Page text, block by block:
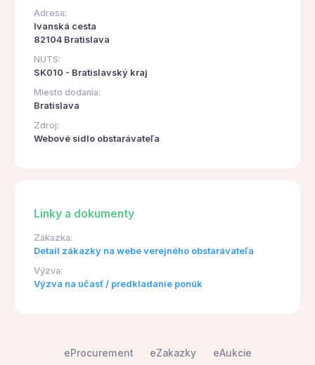
Adresa:
Ivanská cesta
82104 Bratislava
NUTS:
SK010 - Bratislavský kraj
Miesto dodania:
Bratislava
Zdroj:
Webové sídlo obstarávateľa
Linky a dokumenty
Zákazka:
Detail zákazky na webe verejného obstarávateľa
Výzva:
Výzva na účasť / predkladanie ponúk
eProcurement eZakazky eAukcie